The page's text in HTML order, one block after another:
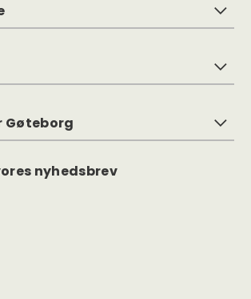
Gøteborg
nyhedsbrev